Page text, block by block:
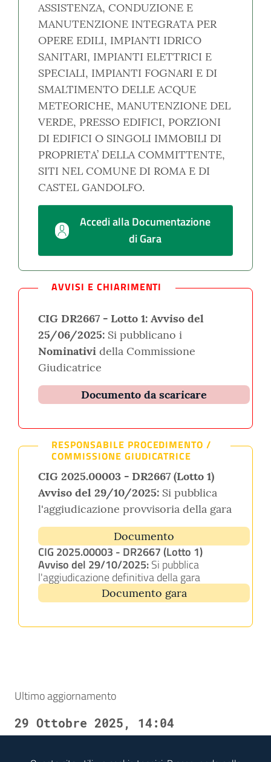
ASSISTENZA, CONDUZIONE E
MANUTENZIONE INTEGRATA PER
OPERE EDILI, IMPIANTI IDRICO
SANITARI, IMPIANTI ELETTRICI E
SPECIALI, IMPIANTI FOGNARI E DI
SMALTIMENTO DELLE ACQUE
METEORICHE, MANUTENZIONE DEL
VERDE, PRESSO EDIFICI, PORZIONI
DI EDIFICI O SINGOLI IMMOBILI DI
PROPRIETA’ DELLA COMMITTENTE,
SITI NEL COMUNE DI ROMA E DI
CASTEL GANDOLFO.
Accedi alla Documentazione
di Gara
AVVISI E CHIARIMENTI
CIG DR2667 - Lotto 1: Avviso del
25/06/2025: Si pubblicano i
Nominativi della Commissione
Giudicatrice
Documento da scaricare
RESPONSABILE PROCEDIMENTO /
COMMISSIONE GIUDICATRICE
CIG 2025.00003 - DR2667 (Lotto 1)
Avviso del 29/10/2025: Si pubblica
l'aggiudicazione provvisoria della gara
Documento
CIG 2025.00003 - DR2667 (Lotto 1)
Avviso del 29/10/2025:Si pubblica
l'aggiudicazione definitiva della gara
Documento gara
Ultimo aggiornamento
29 Ottobre 2025, 14:04